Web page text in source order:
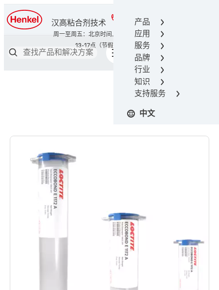
产品
应用
服务
品牌
行业
知识
支持服务
中文
汉高粘合剂技术 400-666-7306